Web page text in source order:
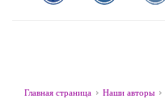
Главная страница Наши авторы